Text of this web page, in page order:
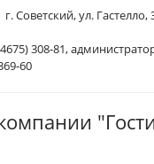
г. Советский, ул. Гастелло,
308-81,
60